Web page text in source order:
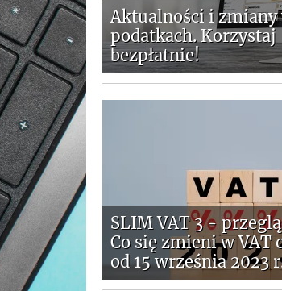
Aktualności i
podatkach. Korzystaj
bezpłatnie!
SLIM VAT 3 -
Co się zmieni w VAT
od 15 września 2023